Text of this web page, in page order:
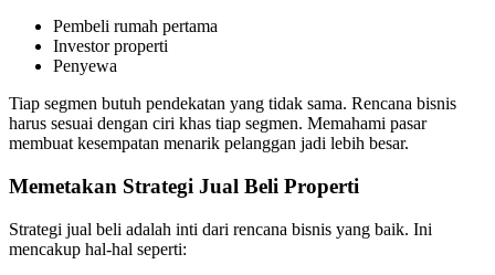
Pembeli rumah pertama
Investor properti
Penyewa
Tiap segmen butuh pendekatan yang tidak sama. Rencana bisnis
harus sesuai dengan ciri khas tiap segmen. Memahami pasar
membuat kesempatan menarik pelanggan jadi lebih besar.
Memetakan Strategi Jual Beli Properti
Strategi jual beli adalah inti dari rencana bisnis yang baik. Ini
mencakup hal-hal seperti: